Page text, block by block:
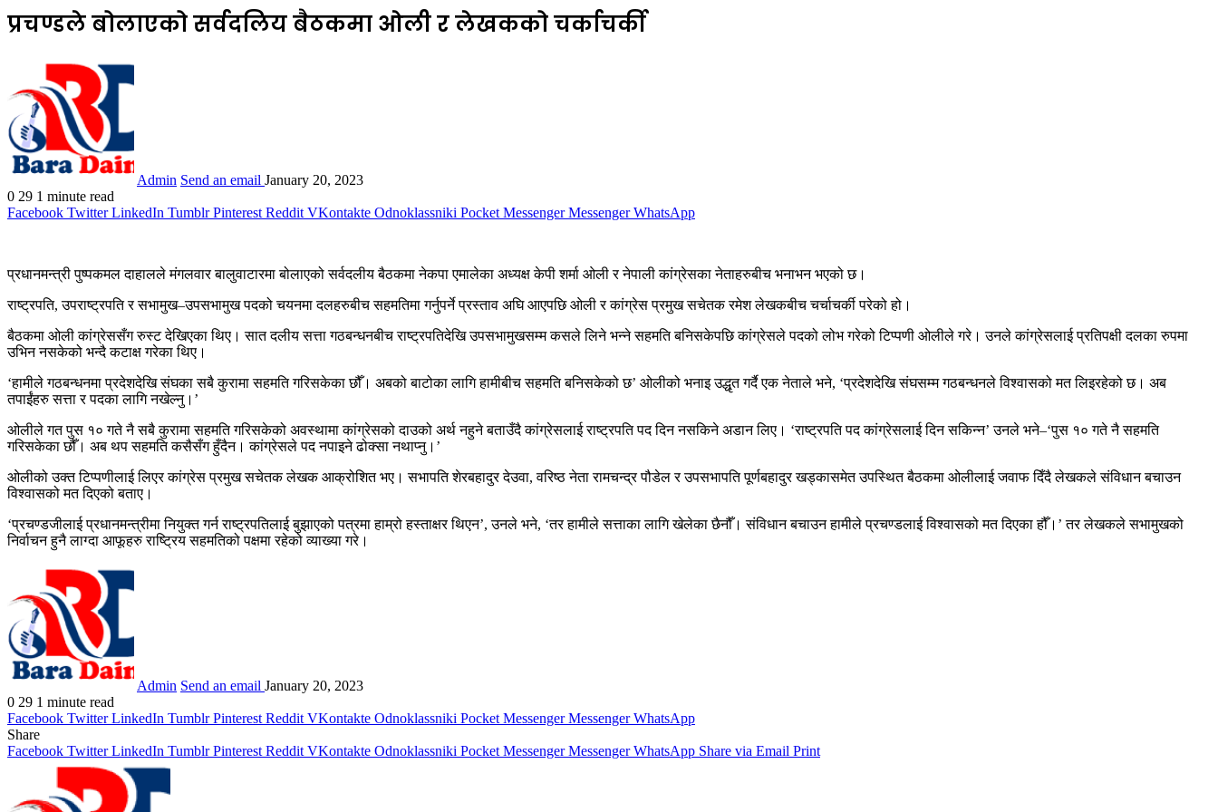
प्रचण्डले बोलाएको सर्वदलिय बैठकमा ओली र लेखकको चर्काचर्की
Admin Send an email January 20, 2023
0 29 1 minute read
Facebook Twitter LinkedIn Tumblr Pinterest Reddit VKontakte Odnoklassniki Pocket Messenger Messenger WhatsApp
प्रधानमन्त्री पुष्पकमल दाहालले मंगलवार बालुवाटारमा बोलाएको सर्वदलीय बैठकमा नेकपा एमालेका अध्यक्ष केपी शर्मा ओली र नेपाली कांग्रेसका नेताहरुबीच भनाभन भएको छ।
राष्ट्रपति, उपराष्ट्रपति र सभामुख–उपसभामुख पदको चयनमा दलहरुबीच सहमतिमा गर्नुपर्ने प्रस्ताव अघि आएपछि ओली र कांग्रेस प्रमुख सचेतक रमेश लेखकबीच चर्चाचर्की परेको हो।
बैठकमा ओली कांग्रेससँग रुस्ट देखिएका थिए। सात दलीय सत्ता गठबन्धनबीच राष्ट्रपतिदेखि उपसभामुखसम्म कसले लिने भन्ने सहमति बनिसकेपछि कांग्रेसले पदको लोभ गरेको टिप्पणी ओलीले गरे। उनले कांग्रेसलाई प्रतिपक्षी दलका रुपमा
उभिन नसकेको भन्दै कटाक्ष गरेका थिए।
‘हामीले गठबन्धनमा प्रदेशदेखि संघका सबै कुरामा सहमति गरिसकेका छौँ। अबको बाटोका लागि हामीबीच सहमति बनिसकेको छ’ ओलीको भनाइ उद्धृत गर्दै एक नेताले भने, ‘प्रदेशदेखि संघसम्म गठबन्धनले विश्वासको मत लिइरहेको छ। अब
तपाईंहरु सत्ता र पदका लागि नखेल्नु।’
ओलीले गत पुस १० गते नै सबै कुरामा सहमति गरिसकेको अवस्थामा कांग्रेसको दाउको अर्थ नहुने बताउँदै कांग्रेसलाई राष्ट्रपति पद दिन नसकिने अडान लिए। ‘राष्ट्रपति पद कांग्रेसलाई दिन सकिन्न’ उनले भने–‘पुस १० गते नै सहमति
गरिसकेका छौँ। अब थप सहमति कसैसँग हुँदैन। कांग्रेसले पद नपाइने ढोक्सा नथाप्नु।’
ओलीको उक्त टिप्पणीलाई लिएर कांग्रेस प्रमुख सचेतक लेखक आक्रोशित भए। सभापति शेरबहादुर देउवा, वरिष्ठ नेता रामचन्द्र पौडेल र उपसभापति पूर्णबहादुर खड्कासमेत उपस्थित बैठकमा ओलीलाई जवाफ दिँदै लेखकले संविधान बचाउन
विश्वासको मत दिएको बताए।
‘प्रचण्डजीलाई प्रधानमन्त्रीमा नियुक्त गर्न राष्ट्रपतिलाई बुझाएको पत्रमा हाम्रो हस्ताक्षर थिएन’, उनले भने, ‘तर हामीले सत्ताका लागि खेलेका छैनौँ। संविधान बचाउन हामीले प्रचण्डलाई विश्वासको मत दिएका हौँ।’ तर लेखकले सभामुखको
निर्वाचन हुनै लाग्दा आफूहरु राष्ट्रिय सहमतिको पक्षमा रहेको व्याख्या गरे।
Admin Send an email January 20, 2023
0 29 1 minute read
Facebook Twitter LinkedIn Tumblr Pinterest Reddit VKontakte Odnoklassniki Pocket Messenger Messenger WhatsApp
Share
Facebook Twitter LinkedIn Tumblr Pinterest Reddit VKontakte Odnoklassniki Pocket Messenger Messenger WhatsApp Share via Email Print